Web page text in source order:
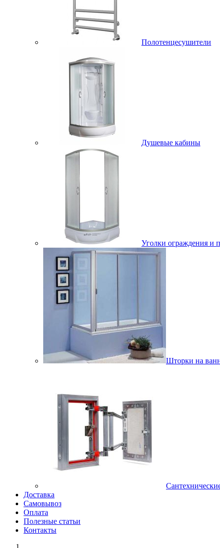
Полотенцесушители
Душевые кабины
Уголки ограждения и
Шторки на
Доставка
Самовывоз
Оплата
Полезные статьи
Контакты